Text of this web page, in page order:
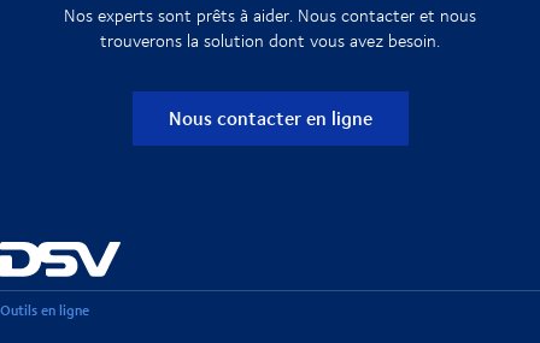
Nos experts sont prêts à aider. Nous contacter et nous
trouverons la solution dont vous avez besoin.
Nous contacter en ligne
Outils en ligne